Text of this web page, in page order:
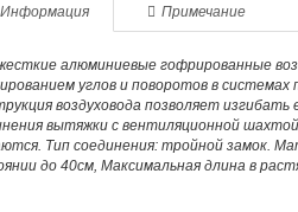
Информация Примечание
алюминиевые гофрированные
углов и поворотов в
воздуховода позволяет
вытяжки с вентиляционной
Тип соединения: тройной замок.
до 40см, Максимальная длина в